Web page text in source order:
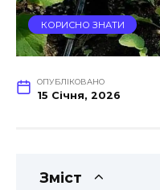
КОРИСНО ЗНАТИ
ОПУБЛІКОВАНО
15 Січня, 2026
Зміст